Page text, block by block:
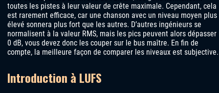
toutes les pistes à leur valeur de crête maximale. Cependant, cela
est rarement efficace, car une chanson avec un niveau moyen plus
élevé sonnera plus fort que les autres. D’autres ingénieurs se
normalisent à la valeur RMS, mais les pics peuvent alors dépasser
0 dB, vous devez donc les couper sur le bus maître. En fin de
compte, la meilleure façon de comparer les niveaux est subjective.
Introduction à LUFS